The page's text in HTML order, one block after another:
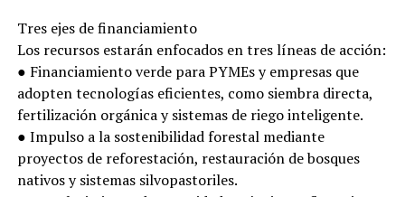
Tres ejes de financiamiento
Los recursos estarán enfocados en tres líneas de acción:
● Financiamiento verde para PYMEs y empresas que
adopten tecnologías eficientes, como siembra directa,
fertilización orgánica y sistemas de riego inteligente.
● Impulso a la sostenibilidad forestal mediante
proyectos de reforestación, restauración de bosques
nativos y sistemas silvopastoriles.